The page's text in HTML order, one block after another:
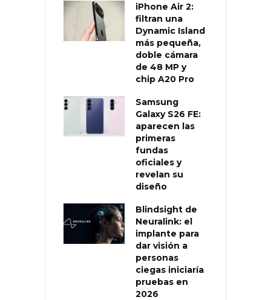
iPhone Air 2:
filtran una
Dynamic Island
más pequeña,
doble cámara
de 48 MP y
chip A20 Pro
Samsung
Galaxy S26 FE:
aparecen las
primeras
fundas
oficiales y
revelan su
diseño
Blindsight de
Neuralink: el
implante para
dar visión a
personas
ciegas iniciaría
pruebas en
2026